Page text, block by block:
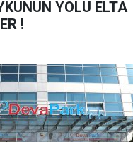
YOLU ELTA
!